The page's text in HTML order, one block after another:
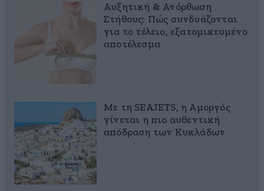
Αυξητική & Ανόρθωση
Στήθους: Πώς συνδυάζονται
για το τέλειο, εξατομικευμένο
αποτέλεσμα
Με τη SEAJETS, η Αμοργός
γίνεται η πιο αυθεντική
απόδραση των Κυκλάδων